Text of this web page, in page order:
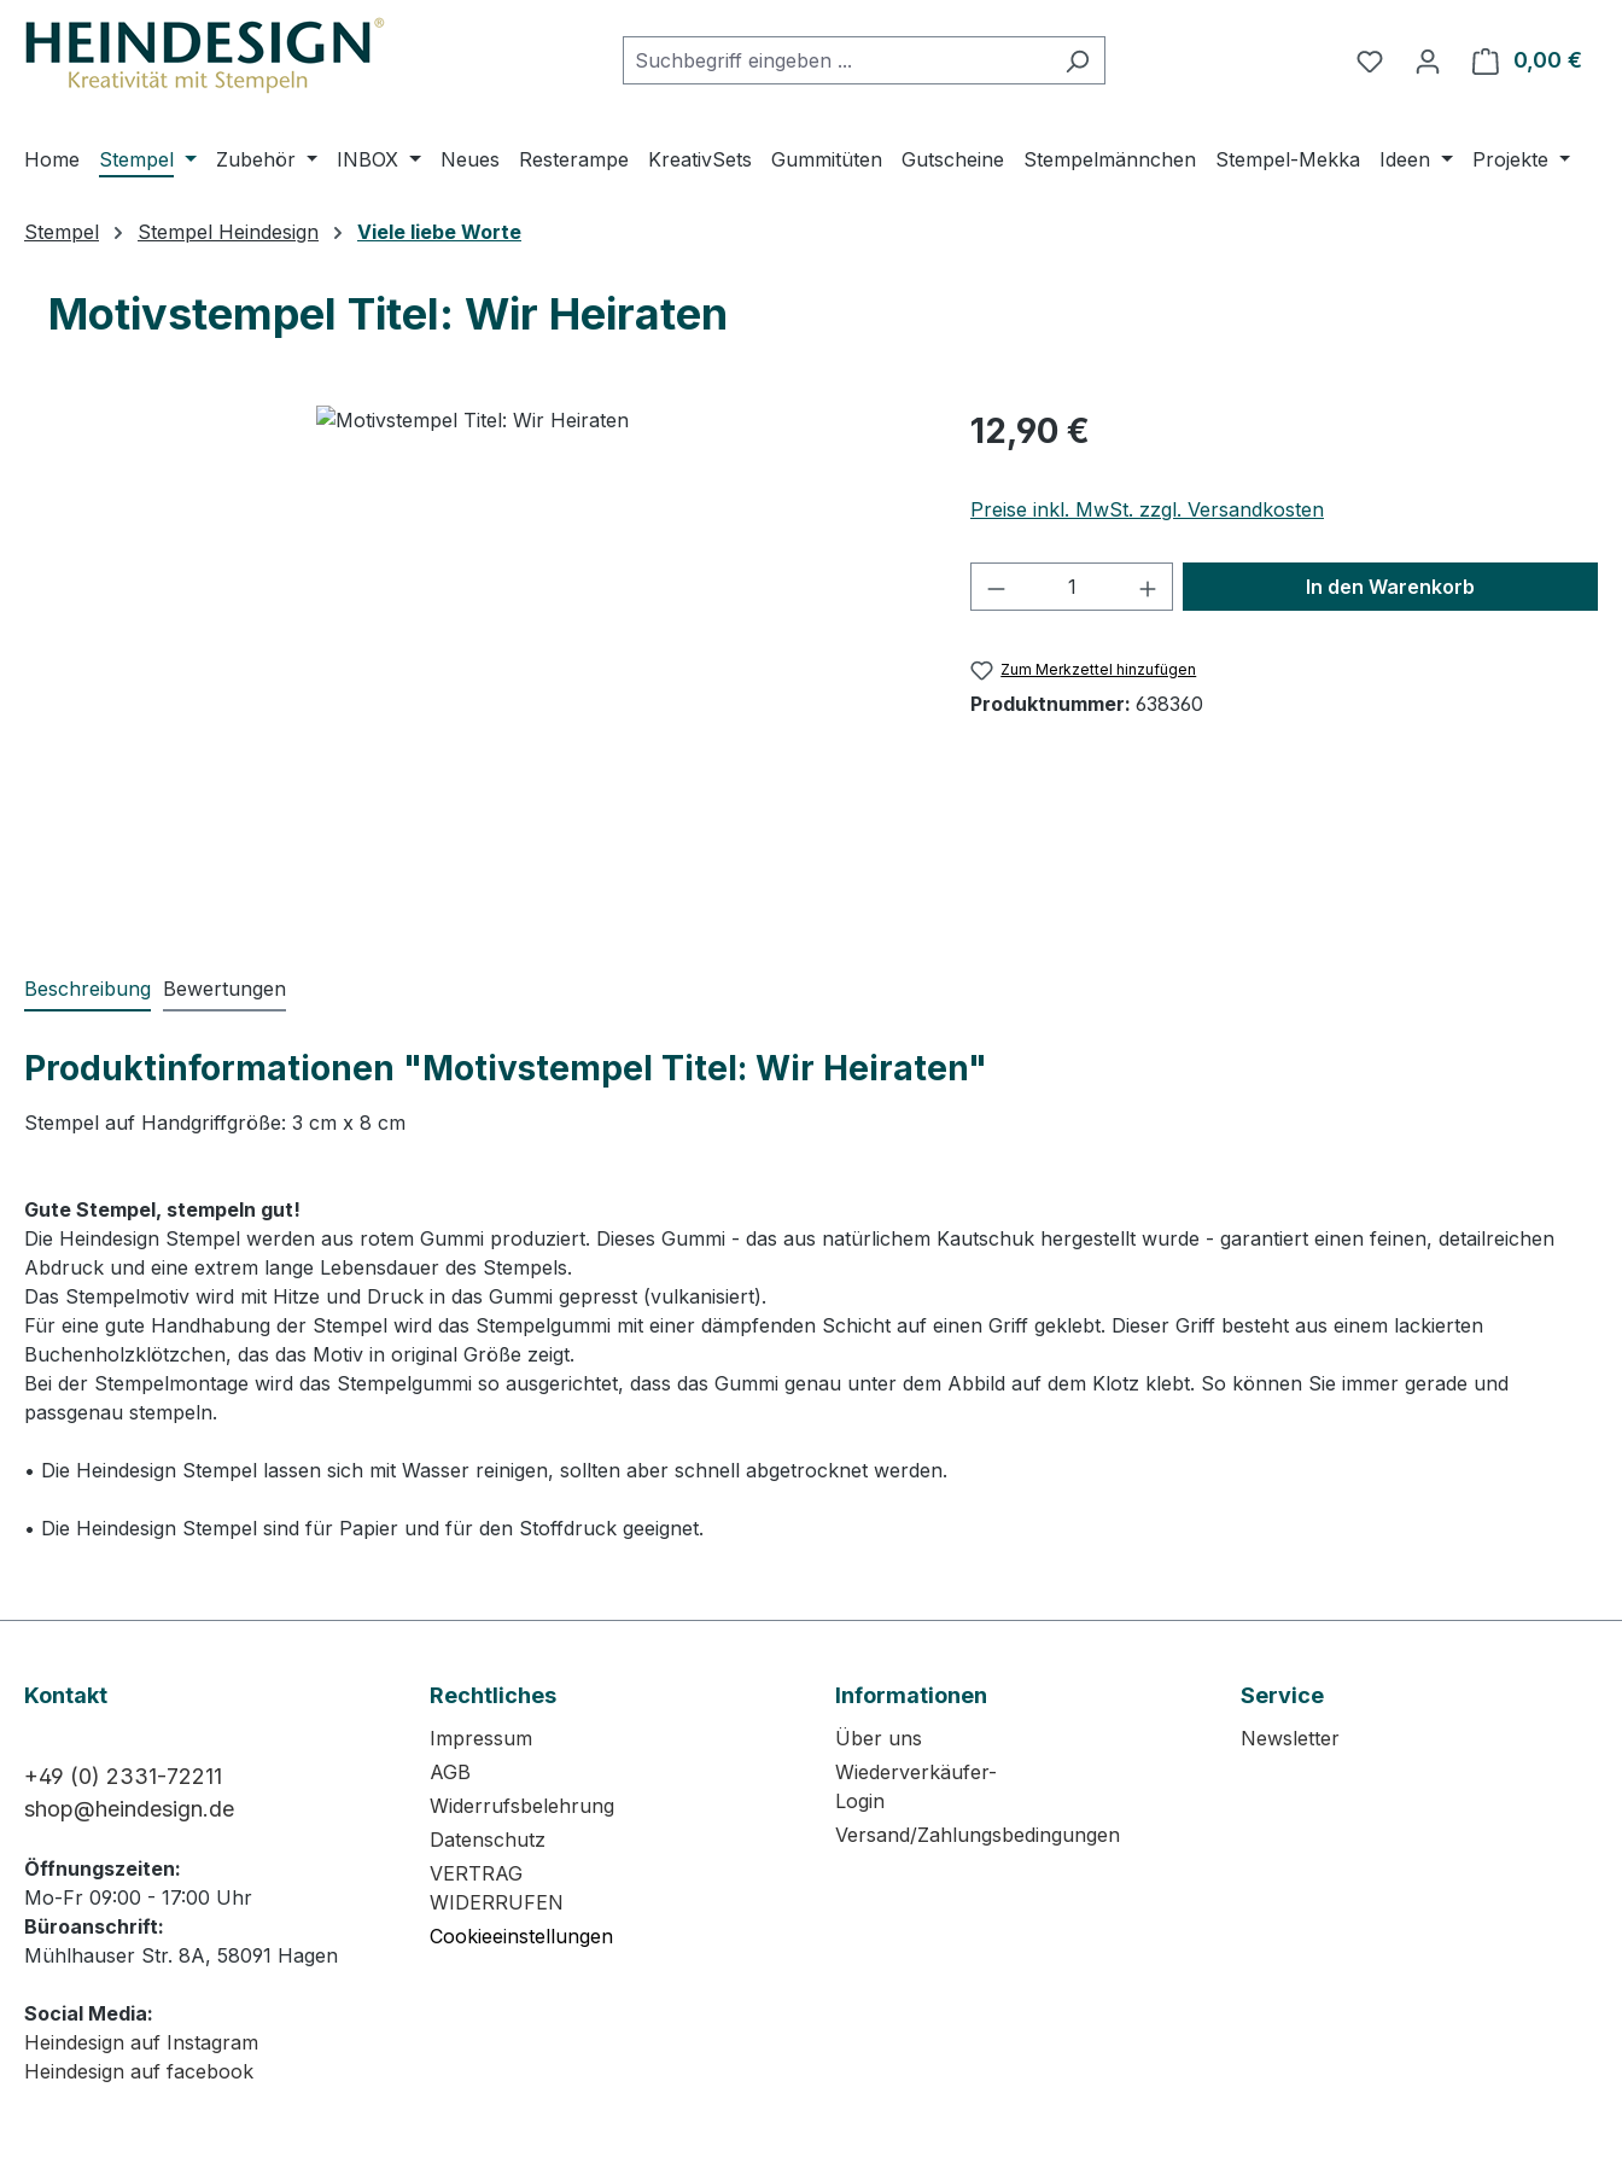
Hauptinhalt springen
Zur Suche springen
Zur Hauptnavigation springen
Du hast 0 Produkte auf
0,00 €
Home Stempel Zubehör INBOX Neues Resterampe KreativSets Gummitüten Gutscheine Stempelmännchen Stempel-Mekka Ideen Projekte
Stempel Stempel Heindesign Viele liebe Worte
Motivstempel Titel: Wir Heiraten
Regulärer Preis:
12,90 €
Preise inkl. MwSt. zzgl. Versandkosten
Produkt Anzahl: Gib den gewünschten Wert
In den Warenkorb
Zum Merkzettel hinzufügen
Produktnummer: 638360
Beschreibung Bewertungen
Produktinformationen "Motivstempel Titel: Wir Heiraten"
Stempel auf Handgriffgröße: 3 cm x 8 cm
Gute Stempel, stempeln gut!
Die Heindesign Stempel werden aus rotem Gummi produziert. Dieses Gummi - das aus natürlichem Kautschuk hergestellt wurde - garantiert einen feinen, detailreichen
Abdruck und eine extrem lange Lebensdauer des Stempels.
Das Stempelmotiv wird mit Hitze und Druck in das Gummi gepresst (vulkanisiert).
Für eine gute Handhabung der Stempel wird das Stempelgummi mit einer dämpfenden Schicht auf einen Griff geklebt. Dieser Griff besteht aus einem lackierten
Buchenholzklötzchen, das das Motiv in original Größe zeigt.
Bei der Stempelmontage wird das Stempelgummi so ausgerichtet, dass das Gummi genau unter dem Abbild auf dem Klotz klebt. So können Sie immer gerade und
passgenau stempeln.
• Die Heindesign Stempel lassen sich mit Wasser reinigen, sollten aber schnell abgetrocknet werden.
• Die Heindesign Stempel sind für Papier und für den Stoffdruck geeignet.
Kontakt
+49 (0) 2331-72211
shop@heindesign.de
Öffnungszeiten:
Mo-Fr 09:00 - 17:00 Uhr
Büroanschrift:
Mühlhauser Str. 8A, 58091 Hagen
Social Media:
Heindesign auf Instagram
Heindesign auf facebook
Rechtliches
Impressum
AGB
Widerrufsbelehrung
Datenschutz
VERTRAG
WIDERRUFEN
Cookieeinstellungen
Informationen
Über uns
Wiederverkäufer-
Login
Versand/Zahlungsbedingungen
Service
Newsletter